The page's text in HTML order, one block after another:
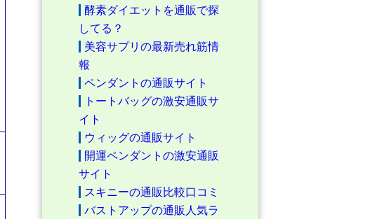
酵素ダイエットを通販で探
してる？
美容サプリの最新売れ筋情
報
ペンダントの通販サイト
トートバッグの激安通販サ
イト
ウィッグの通販サイト
開運ペンダントの激安通販
サイト
スキニーの通販比較口コミ
バストアップの通販人気ラ